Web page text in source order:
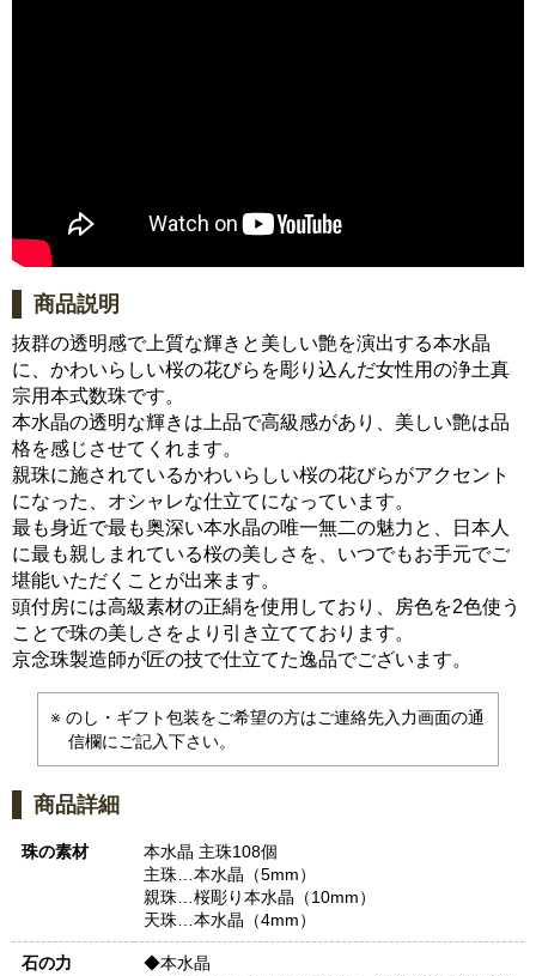
商品説明
抜群の透明感で上質な輝きと美しい艶を演出する本水晶
に、かわいらしい桜の花びらを彫り込んだ女性用の浄土真
宗用本式数珠です。
本水晶の透明な輝きは上品で高級感があり、美しい艶は品
格を感じさせてくれます。
親珠に施されているかわいらしい桜の花びらがアクセント
になった、オシャレな仕立てになっています。
最も身近で最も奥深い本水晶の唯一無二の魅力と、日本人
に最も親しまれている桜の美しさを、いつでもお手元でご
堪能いただくことが出来ます。
頭付房には高級素材の正絹を使用しており、房色を2色使う
ことで珠の美しさをより引き立てております。
京念珠製造師が匠の技で仕立てた逸品でございます。
のし・ギフト包装をご希望の方はご連絡先入力画面の通
信欄にご記入下さい。
商品詳細
珠の素材
本水晶 主珠108個
主珠…本水晶（5mm）
親珠…桜彫り本水晶（10mm）
天珠…本水晶（4mm）
石の力
◆本水晶